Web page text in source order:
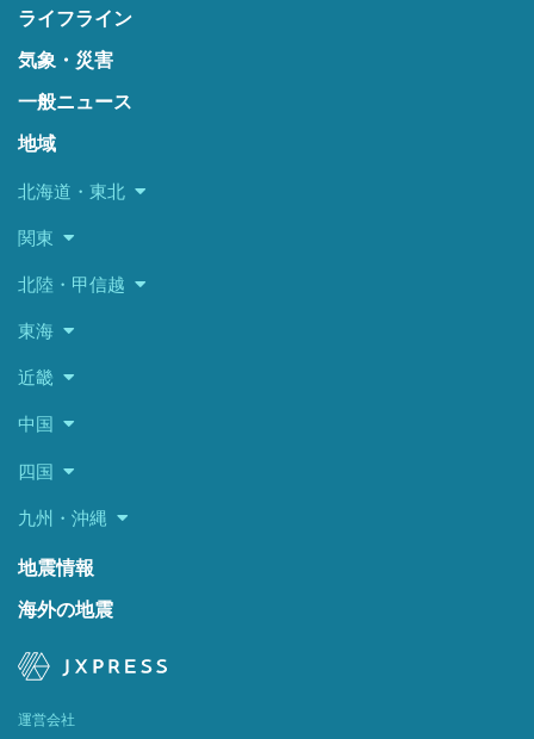
ライフライン
気象・災害
一般ニュース
地域
北海道・東北
関東
北陸・甲信越
東海
近畿
中国
四国
九州・沖縄
地震情報
海外の地震
運営会社